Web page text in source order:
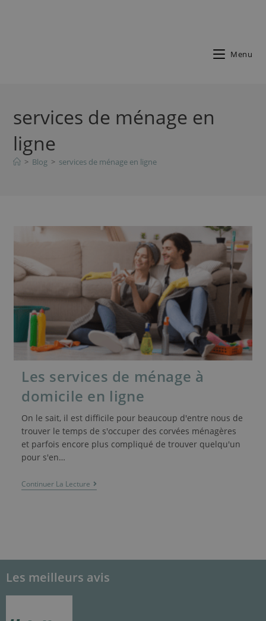
Menu
services de ménage en
ligne
> Blog > services de ménage en ligne
Les services de ménage à
domicile en ligne
On le sait, il est difficile pour beaucoup d'entre nous de
trouver le temps de s'occuper des corvées ménagères
et parfois encore plus compliqué de trouver quelqu'un
pour s'en…
Continuer La Lecture
Les meilleurs avis